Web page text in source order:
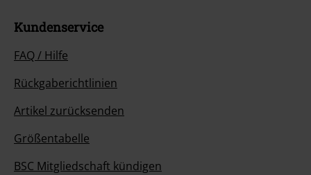
Kundenservice
FAQ / Hilfe
Rückgaberichtlinien
Artikel zurücksenden
Größentabelle
BSC Mitgliedschaft kündigen